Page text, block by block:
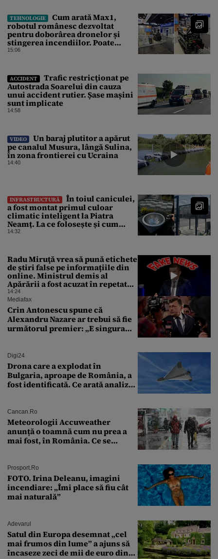
TEHNOLOGIE
Cum arată Max1,
robotul românesc dezvoltat
pentru doborârea dronelor și
stingerea incendiilor. Poate
transporta încărcături de până la
15:06
ACCIDENT
Trafic restricţionat pe
Autostrada Soarelui din cauza
unui accident rutier. Șase mașini
sunt implicate
14:58
VIDEO
Un baraj plutitor a apărut
pe canalul Musura, lângă Sulina,
în zona frontierei cu Ucraina
14:40
INFRASTRUCTURĂ
În toiul caniculei,
a fost montat primul culoar
climatic inteligent la Piatra
Neamț. La ce folosește și cum
arată
14:32
Radu Miruţă vrea să pună etichete
de știri false pe informațiile din
online. Ministrul demis al
Apărării a fost acuzat în repetate
rânduri că răspândeşte el însuși
dezinformări. Gândul trece în
revistă derapajele oficialului
14:24
Mediafax
Crin Antonescu spune că
Alexandru Nazare ar trebui să fie
următorul premier: „E singura
Digi24
Drona care a explodat în
Bulgaria, aproape de România, a
fost identificată. Ce arată analiza
Cancan.ro
Meteorologii Accuweather
anunță o toamnă cum nu prea a
mai fost, în România. Ce se
București. Pe ce dată ninge
Prosport.ro
FOTO. Irina Deleanu, imagini
incendiare: „Îmi place să fiu cât
mai naturală”
Adevarul
Satul din Europa desemnat „cel
mai frumos din lume” a ajuns să
încaseze zeci de mii de euro din